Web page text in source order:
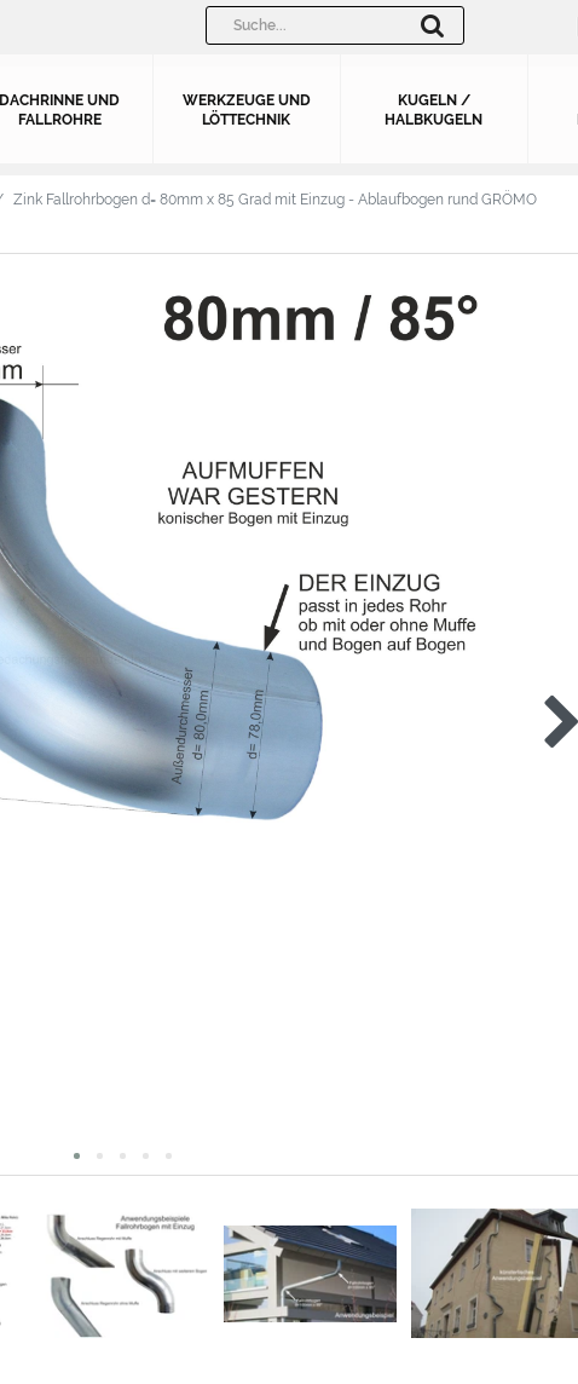
DACHRINNE UND
FALLROHRE
WERKZEUGE UND
LÖTTECHNIK
KUGELN /
HALBKUGELN
Zink Fallrohrbogen d= 80mm x 85 Grad mit Einzug - Ablaufbogen rund GRÖMO